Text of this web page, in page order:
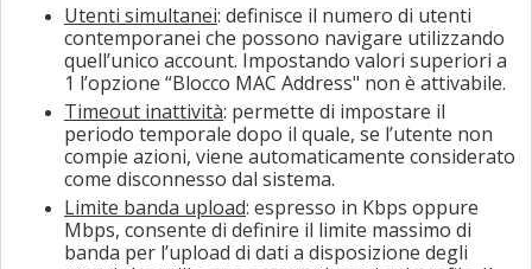
Utenti simultanei: definisce il numero di utenti
contemporanei che possono navigare utilizzando
quell’unico account. Impostando valori superiori a
1 l’opzione “Blocco MAC Address" non è attivabile.
Timeout inattività: permette di impostare il
periodo temporale dopo il quale, se l’utente non
compie azioni, viene automaticamente considerato
come disconnesso dal sistema.
Limite banda upload: espresso in Kbps oppure
Mbps, consente di definire il limite massimo di
banda per l’upload di dati a disposizione degli